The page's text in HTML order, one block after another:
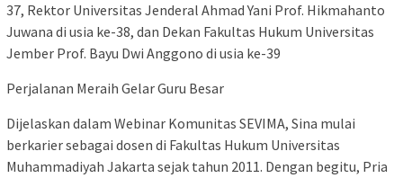
37, Rektor Universitas Jenderal Ahmad Yani Prof. Hikmahanto
Juwana di usia ke-38, dan Dekan Fakultas Hukum Universitas
Jember Prof. Bayu Dwi Anggono di usia ke-39
Perjalanan Meraih Gelar Guru Besar
Dijelaskan dalam Webinar Komunitas SEVIMA, Sina mulai
berkarier sebagai dosen di Fakultas Hukum Universitas
Muhammadiyah Jakarta sejak tahun 2011. Dengan begitu, Pria